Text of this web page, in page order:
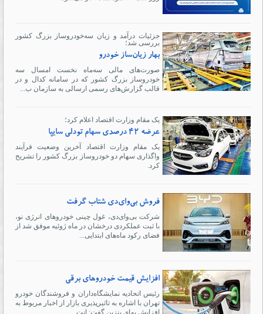
جزئیات درآمد و زیان سه‌خودروساز بزرگ کشور
بررسی شد؛
بهار زیان‌ساز خودرو
صورت‌های مالی سه‌ماه نخست امسال سه
خودروساز بزرگ کشور که در سامانه کدال و در
قالب گزارش‌های رسمی ارسالی به سازمان ب...
یک مقام وزارت اقتصاد اعلام کرد؛
عرضه ۴۲ درصدی سهام تودلی سایپا
یک مقام وزارت اقتصاد آخرین وضعیت فرآیند
واگذاری سهام دو خودروساز بزرگ کشور را تشریح
کرد.
فروش بی‌وای‌دی شتاب گرفت
شرکت بی‌وای‌دی، غول چینی خودروهای انرژی نو،
با ثبت عملکردی درخشان در ماه ژوئیه موفق شد از
فضای رکود ماه‌های ابتدایی...
افزایش قیمت خودروهای برقی
رئیس اتحادیه نمایشگاه‌داران و فروشندگان خودرو
تهران با اشاره به تاثیرپذیری بازار از اخبار مربوط به